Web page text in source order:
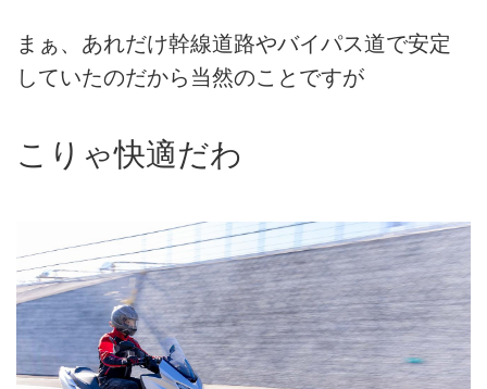
まぁ、あれだけ幹線道路やバイパス道で安定
していたのだから当然のことですが
こりゃ快適だわ